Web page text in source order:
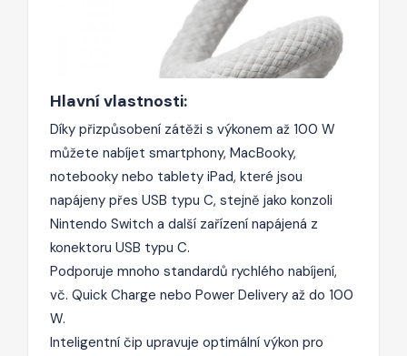
Hlavní vlastnosti:
Díky přizpůsobení zátěži s výkonem až 100 W
můžete nabíjet smartphony, MacBooky,
notebooky nebo tablety iPad, které jsou
napájeny přes USB typu C, stejně jako konzoli
Nintendo Switch a další zařízení napájená z
konektoru USB typu C.
Podporuje mnoho standardů rychlého nabíjení,
vč. Quick Charge nebo Power Delivery až do 100
W.
Inteligentní čip upravuje optimální výkon pro